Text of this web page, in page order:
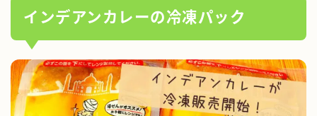
インデアンカレーの冷凍パック